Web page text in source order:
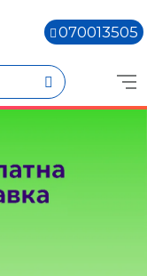
070013505